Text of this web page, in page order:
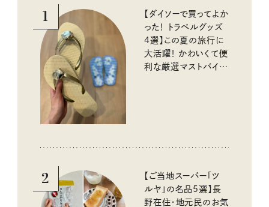
1
【ダイソーで買ってよか
った！ トラベルグッズ
4選】この夏の旅行に
大活躍！ かわいくて便
利な厳選マストバイア
2
【ご当地スーパー「ツ
ルヤ」の名品5選】長
野在住・地元民のお気